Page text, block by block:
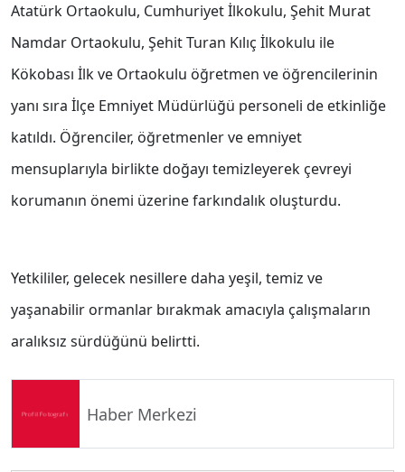
Atatürk Ortaokulu, Cumhuriyet İlkokulu, Şehit Murat
Namdar Ortaokulu, Şehit Turan Kılıç İlkokulu ile
Kökobası İlk ve Ortaokulu öğretmen ve öğrencilerinin
yanı sıra İlçe Emniyet Müdürlüğü personeli de etkinliğe
katıldı. Öğrenciler, öğretmenler ve emniyet
mensuplarıyla birlikte doğayı temizleyerek çevreyi
korumanın önemi üzerine farkındalık oluşturdu.
Yetkililer, gelecek nesillere daha yeşil, temiz ve
yaşanabilir ormanlar bırakmak amacıyla çalışmaların
aralıksız sürdüğünü belirtti.
Haber Merkezi